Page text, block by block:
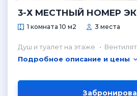
3-Х МЕСТНЫЙ НОМЕР
1 комната 10 м2 3 места
Душ и туалет на этаже
Подробное описание и цены